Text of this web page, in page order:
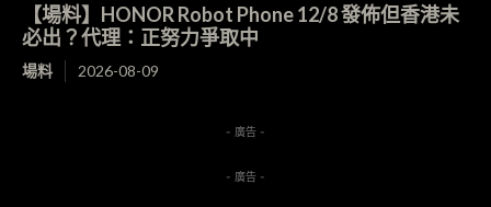
【場料】HONOR Robot Phone 12/8 發佈但香港未
必出？代理：正努力爭取中
場料 2026-08-09
- 廣告 -
- 廣告 -